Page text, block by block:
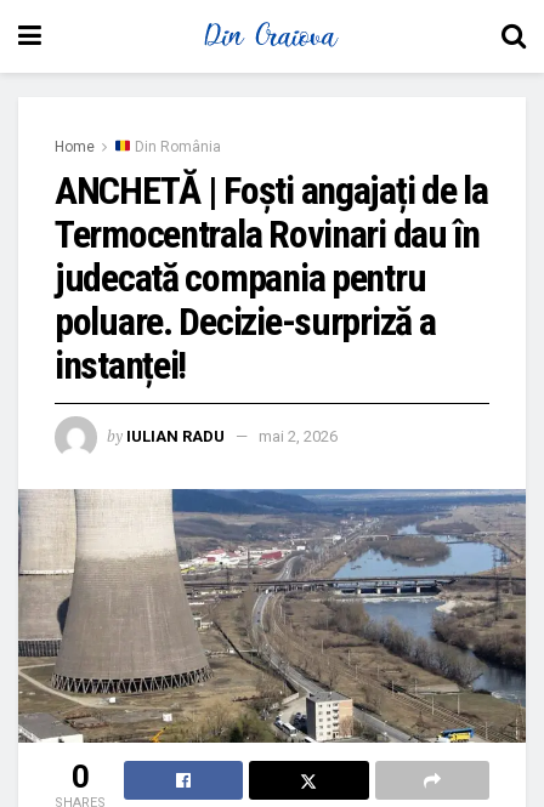
Home Din România
ANCHETĂ | Foști angajați de la
Termocentrala Rovinari dau în
judecată compania pentru
poluare. Decizie-surpriză a
instanței!
by IULIAN RADU mai 2, 2026
0
SHARES